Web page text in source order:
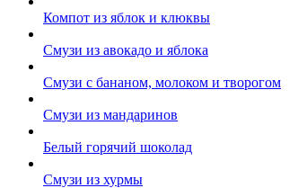
Компот из яблок и клюквы
Смузи из авокадо и яблока
Смузи с бананом, молоком и творогом
Смузи из мандаринов
Белый горячий шоколад
Смузи из хурмы